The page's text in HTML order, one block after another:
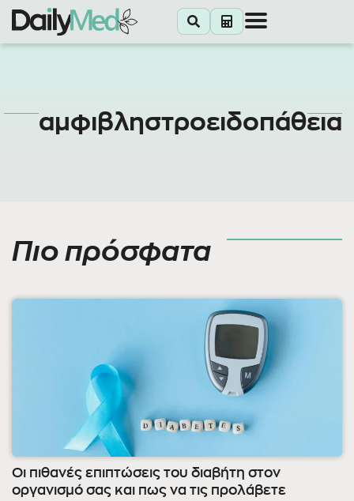
αμφιβληστροειδοπάθεια
Πιο πρόσφατα
Οι πιθανές επιπτώσεις του διαβήτη στον
οργανισμό σας και πως να τις προλάβετε